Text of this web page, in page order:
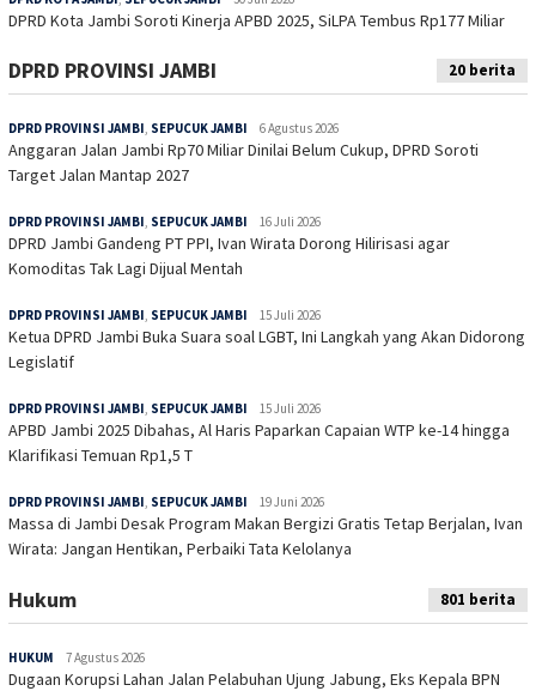
DPRD Kota Jambi Soroti Kinerja APBD 2025, SiLPA Tembus Rp177 Miliar
DPRD PROVINSI JAMBI 20 berita
DPRD PROVINSI JAMBI, SEPUCUK JAMBI 6 Agustus 2026
Anggaran Jalan Jambi Rp70 Miliar Dinilai Belum Cukup, DPRD Soroti
Target Jalan Mantap 2027
DPRD PROVINSI JAMBI, SEPUCUK JAMBI 16 Juli 2026
DPRD Jambi Gandeng PT PPI, Ivan Wirata Dorong Hilirisasi agar
Komoditas Tak Lagi Dijual Mentah
DPRD PROVINSI JAMBI, SEPUCUK JAMBI 15 Juli 2026
Ketua DPRD Jambi Buka Suara soal LGBT, Ini Langkah yang Akan Didorong
Legislatif
DPRD PROVINSI JAMBI, SEPUCUK JAMBI 15 Juli 2026
APBD Jambi 2025 Dibahas, Al Haris Paparkan Capaian WTP ke-14 hingga
Klarifikasi Temuan Rp1,5 T
DPRD PROVINSI JAMBI, SEPUCUK JAMBI 19 Juni 2026
Massa di Jambi Desak Program Makan Bergizi Gratis Tetap Berjalan, Ivan
Wirata: Jangan Hentikan, Perbaiki Tata Kelolanya
Hukum 801 berita
HUKUM 7 Agustus 2026
Dugaan Korupsi Lahan Jalan Pelabuhan Ujung Jabung, Eks Kepala BPN